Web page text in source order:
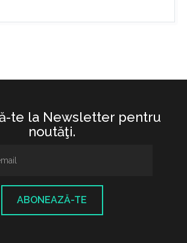
te la Newsletter pentru
noutăţi.
ABONEAZĂ-TE